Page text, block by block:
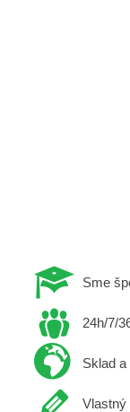
Sme
24h/7/
Sklad
Vlastný